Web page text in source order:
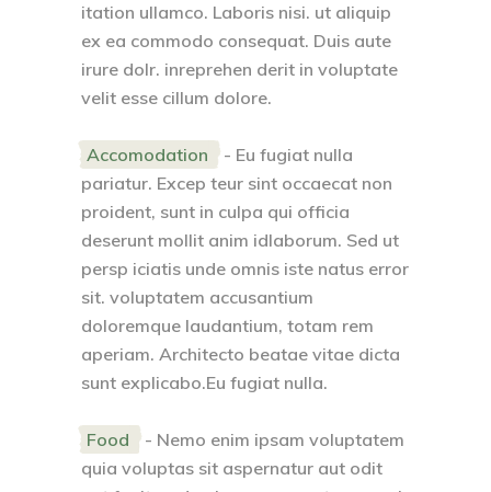
itation ullamco. Laboris nisi. ut aliquip
ex ea commodo consequat. Duis aute
irure dolr. inreprehen derit in voluptate
velit esse cillum dolore.
Accomodation - Eu fugiat nulla
pariatur. Excep teur sint occaecat non
proident, sunt in culpa qui officia
deserunt mollit anim idlaborum. Sed ut
persp iciatis unde omnis iste natus error
sit. voluptatem accusantium
doloremque laudantium, totam rem
aperiam. Architecto beatae vitae dicta
sunt explicabo.Eu fugiat nulla.
Food - Nemo enim ipsam voluptatem
quia voluptas sit aspernatur aut odit